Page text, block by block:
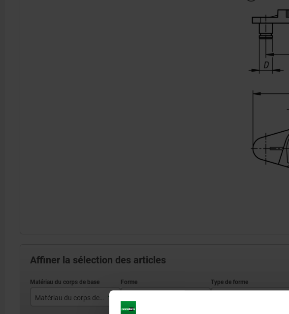
Affiner la sélection des articles
Matériau du corps de base